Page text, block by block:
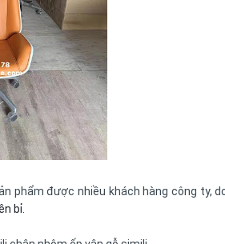
phẩm được nhiều khách hàng công ty,
bỉ.